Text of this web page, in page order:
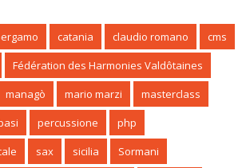
catania claudio romano
cms
Fédération des Harmonies Valdôtaines
managò mario marzi
masterclass
percussione
php
sax sicilia
Sormani